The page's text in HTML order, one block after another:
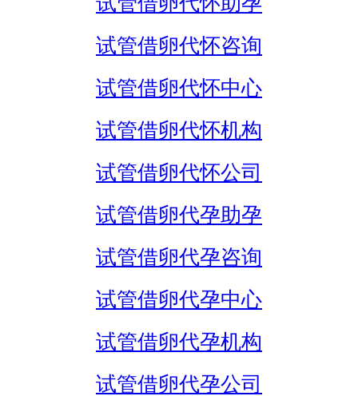
试管借卵代怀咨询
试管借卵代怀中心
试管借卵代怀机构
试管借卵代怀公司
试管借卵代孕助孕
试管借卵代孕咨询
试管借卵代孕中心
试管借卵代孕机构
试管借卵代孕公司